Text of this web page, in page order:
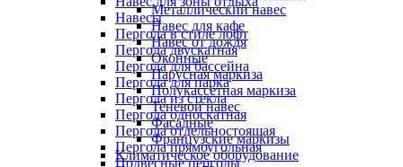
Металлический навес
Навес для кафе
Навес от дождя
Оконные
Парусная маркиза
Полукассетная маркиза
Теневой навес
Фасадные
Французские маркизы
Климатическое оборудование
Навесы
Пергола в стиле лофт
Пергола двускатная
Пергола для бассейна
Пергола для парка
Пергола из стекла
Пергола односкатная
Пергола отдельностоящая
Пергола прямоугольная
Подвесные перголы